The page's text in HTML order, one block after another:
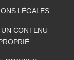
LÉGALES
CONTENU